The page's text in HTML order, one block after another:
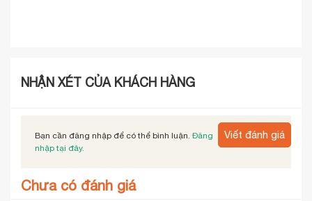
NHẬN XÉT CỦA KHÁCH HÀNG
Viết đánh giá
Bạn cần đăng nhập để có thể bình luận. Đăng
nhập tại đây.
Chưa có đánh giá